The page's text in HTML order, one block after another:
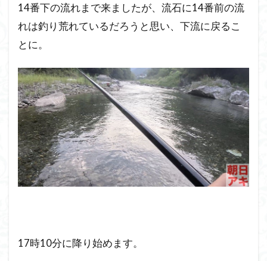
14番下の流れまで来ましたが、流石に14番前の流
れは釣り荒れているだろうと思い、下流に戻るこ
とに。
17時10分に降り始めます。